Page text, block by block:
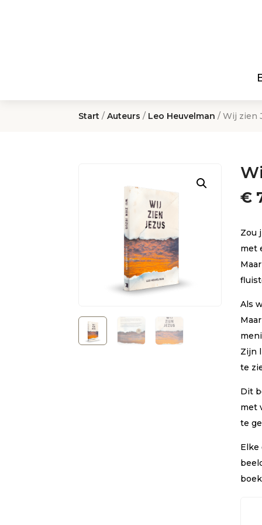
Start /Auteurs / Leo Heuvelman / Wij zien
€
Zou
met
Als
Zijn
te
Dit
met
te
Elke